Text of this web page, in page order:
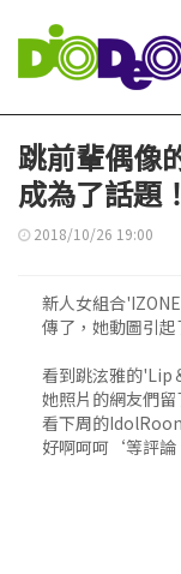
跳前輩偶像
成為了話題！
2018/10/26 19:00
新人女組合
傳了，她動圖引起
看到跳泫雅的'Lip
她照片的網友們
看下周的
好啊呵呵‘等評論